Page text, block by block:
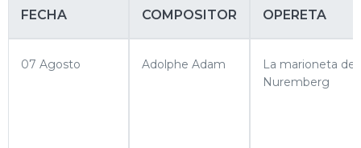
FECHA COMPOSITOR OPERETA
07 Agosto Adolphe Adam
La marioneta de
Nuremberg